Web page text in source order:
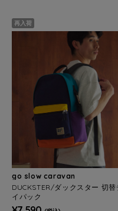
再入荷
go slow caravan
DUCKSTER/ダックスター 切替
イパック